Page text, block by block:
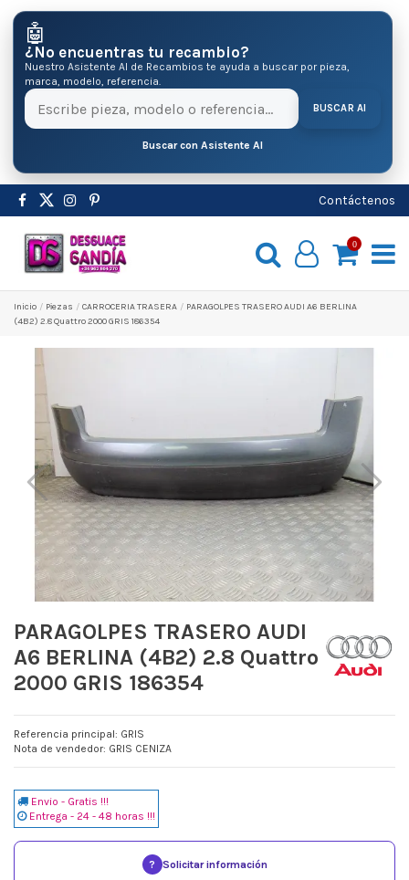
🤖
¿No encuentras tu recambio?
Nuestro Asistente AI de Recambios te ayuda a buscar por pieza,
marca, modelo, referencia.
BUSCAR AI
Buscar con Asistente AI
Contáctenos
0
Inicio Pіezas CARROCERIA TRASERA
PARAGOLPES TRASERO AUDI A6 BERLINA
(4B2) 2.8 Quattro 2000 GRIS 186354
PARAGOLPES TRASERO AUDI
A6 BERLINA (4B2) 2.8 Quattro
2000 GRIS 186354
Referencia principal: GRIS
Nota de vendedor: GRIS CENIZA
Envio - Gratis !!!
Entrega - 24 - 48 horas !!!
? Solicitar información